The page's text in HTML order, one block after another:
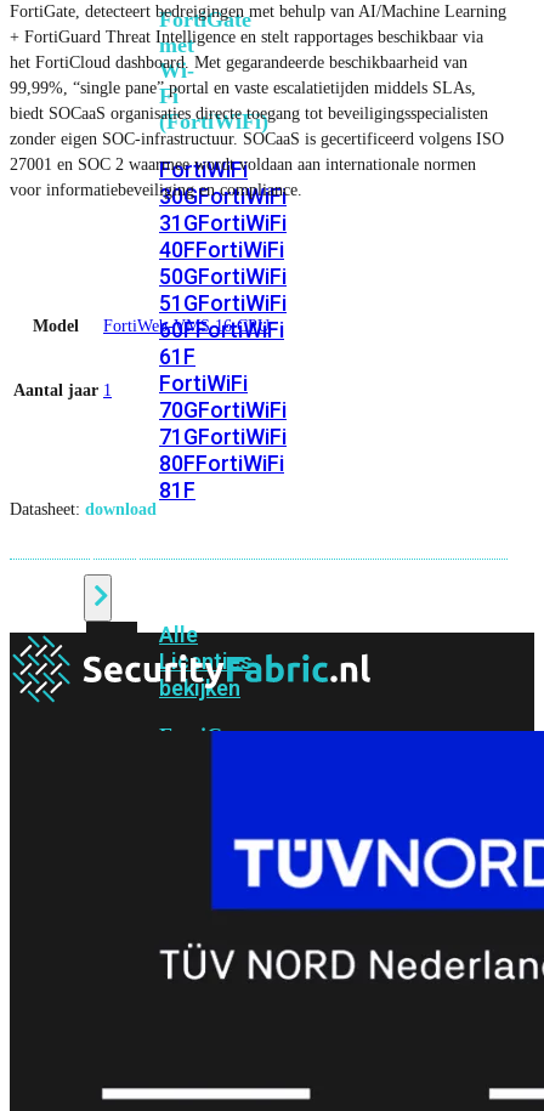
FortiGate
met
Wi-
Fi
(FortiWiFi)
FortiWiFi
30GFortiWiFi
31GFortiWiFi
40FFortiWiFi
50GFortiWiFi
51GFortiWiFi
60FFortiWiFi
61F
FortiWiFi
70GFortiWiFi
71GFortiWiFi
80FFortiWiFi
81F
Licentie
Alle
Licenties
bekijken
FortiCare
EssentialsFortiCare
FortiCare
FortiCare
Upgrades
1
FortiGate, detecteert bedreigingen met behulp van AI/Machine Learning
+ FortiGuard Threat Intelligence en stelt rapportages beschikbaar via
het FortiCloud dashboard. Met gegarandeerde beschikbaarheid van
99,99%, “single pane” portal en vaste escalatietijden middels SLAs,
biedt SOCaaS organisaties directe toegang tot beveiligingsspecialisten
zonder eigen SOC-infrastructuur. SOCaaS is gecertificeerd volgens ISO
27001 en SOC 2 waarmee wordt voldaan aan internationale normen
voor informatiebeveiliging en compliance.
Model FortiWeb-VMS 16 CPU
Aantal jaar 1
Datasheet: download